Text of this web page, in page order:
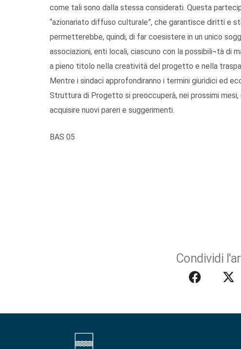
come tali sono dalla stessa considerati. Questa
“azionariato diffuso culturale”, che garantisce diritti e
permetterebbe, quindi, di far coesistere in un unico
associazioni, enti locali, ciascuno con la possibili¬tà di
a pieno titolo nella creatività del progetto e nella
Mentre i sindaci approfondiranno i termini giuridici ed
Struttura di Progetto si preoccuperà, nei prossimi
acquisire nuovi pareri e suggerimenti.
BAS 05
Condividi